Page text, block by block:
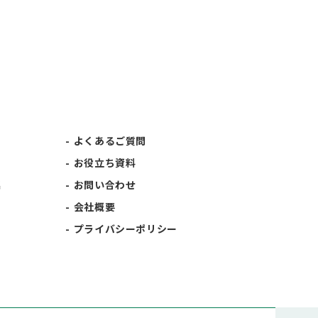
よくあるご質問
お役立ち資料
お問い合わせ
会社概要
プライバシーポリシー